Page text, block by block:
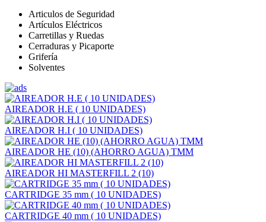
Articulos de Seguridad
Artículos Eléctricos
Carretillas y Ruedas
Cerraduras y Picaporte
Grifería
Solventes
AIREADOR H.E ( 10 UNIDADES)
AIREADOR H.I ( 10 UNIDADES)
AIREADOR HE (10) (AHORRO AGUA) TMM
AIREADOR HI MASTERFILL 2 (10)
CARTRIDGE 35 mm ( 10 UNIDADES)
CARTRIDGE 40 mm ( 10 UNIDADES)